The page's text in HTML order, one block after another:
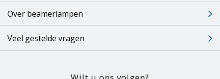
Over beamerlampen
Veel gestelde vragen